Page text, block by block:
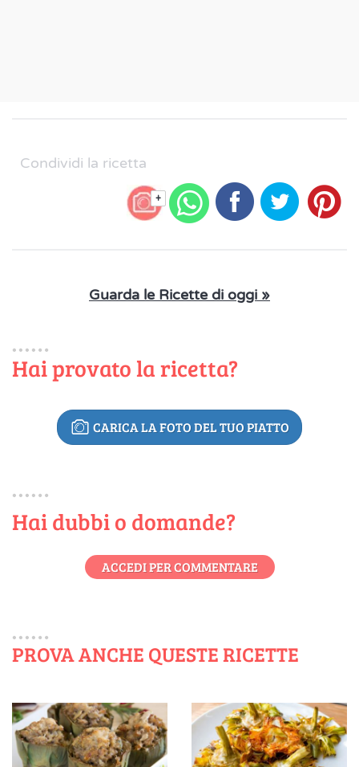
Condividi la ricetta
+
Guarda le Ricette di oggi »
Hai provato la ricetta?
CARICA LA FOTO DEL TUO PIATTO
Hai dubbi o domande?
ACCEDI PER COMMENTARE
PROVA ANCHE QUESTE RICETTE